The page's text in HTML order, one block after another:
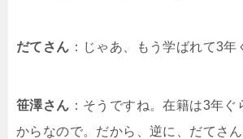
だてさん ：じゃあ、もう学ばれて3年
笹澤さん ：そうですね。在籍は3年ぐ
からなので。だから、逆に、だてさ